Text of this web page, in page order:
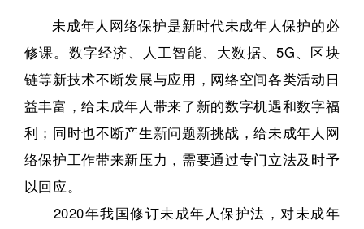
未成年人网络保护是新时代未成年人保护的必
修课。 数字经济、人工智能、大数据、5G、区块
链等新技术不断发展与应用，网络空间各类活动日
益丰富，给未成年人带来了新的数字机遇和数字福
利； 同时也不断产生新问题新挑战，给未成年人网
络保护工作带来新压力，需要通过专门立法及时予
以回应。
2020年我国修订未成年人保护法，对未成年